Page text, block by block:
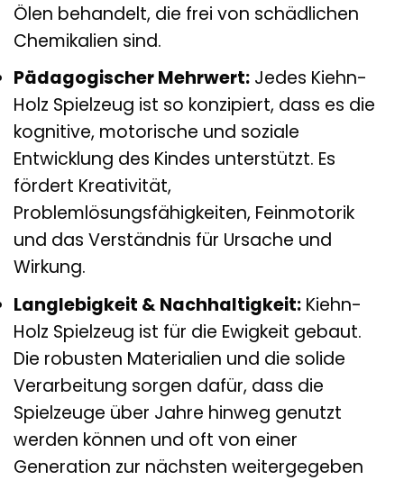
Ölen behandelt, die frei von schädlichen
Chemikalien sind.
Pädagogischer Mehrwert: Jedes Kiehn-
Holz Spielzeug ist so konzipiert, dass es die
kognitive, motorische und soziale
Entwicklung des Kindes unterstützt. Es
fördert Kreativität,
Problemlösungsfähigkeiten, Feinmotorik
und das Verständnis für Ursache und
Wirkung.
Langlebigkeit & Nachhaltigkeit: Kiehn-
Holz Spielzeug ist für die Ewigkeit gebaut.
Die robusten Materialien und die solide
Verarbeitung sorgen dafür, dass die
Spielzeuge über Jahre hinweg genutzt
werden können und oft von einer
Generation zur nächsten weitergegeben